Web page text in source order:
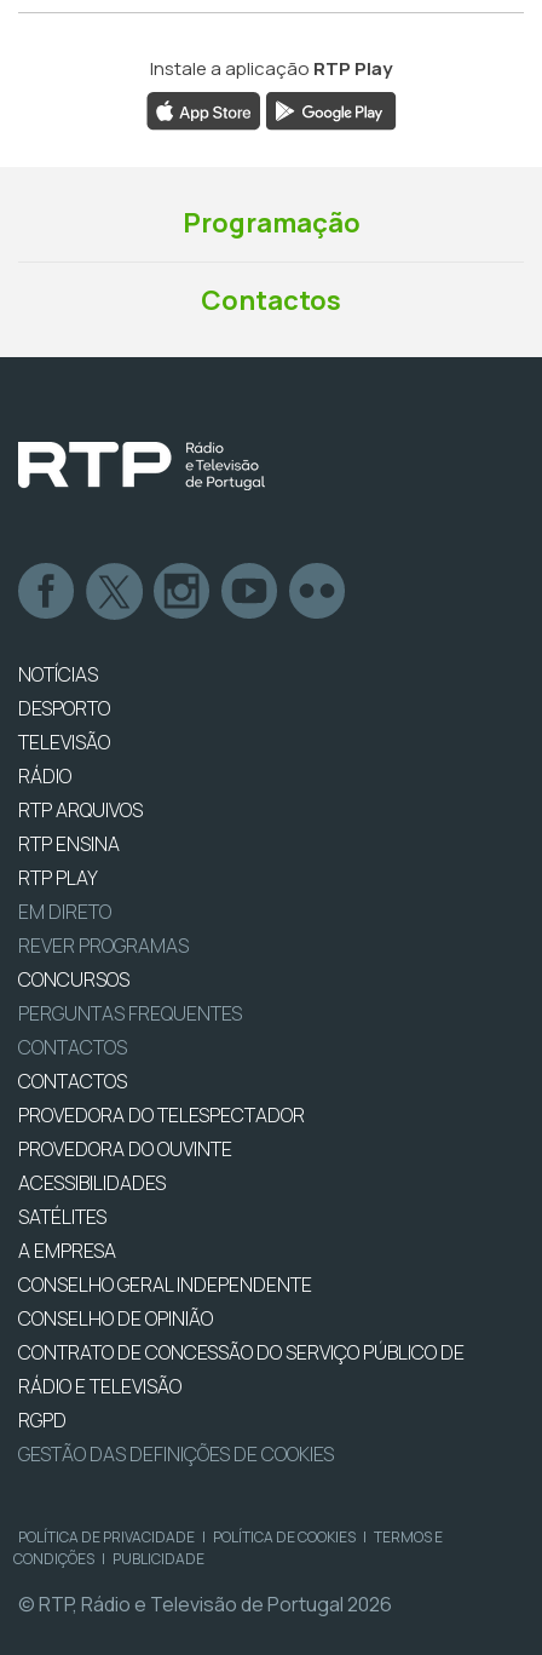
Instale a aplicação RTP Play
Programação
Contactos
NOTÍCIAS
DESPORTO
TELEVISÃO
RÁDIO
RTP ARQUIVOS
RTP ENSINA
RTP PLAY
EM DIRETO
REVER PROGRAMAS
CONCURSOS
PERGUNTAS FREQUENTES
CONTACTOS
CONTACTOS
PROVEDORA DO TELESPECTADOR
PROVEDORA DO OUVINTE
ACESSIBILIDADES
SATÉLITES
A EMPRESA
CONSELHO GERAL INDEPENDENTE
CONSELHO DE OPINIÃO
CONTRATO DE CONCESSÃO DO SERVIÇO PÚBLICO DE
RÁDIO E TELEVISÃO
RGPD
GESTÃO DAS DEFINIÇÕES DE COOKIES
POLÍTICA DE PRIVACIDADE | POLÍTICA DE COOKIES | TERMOS E
CONDIÇÕES | PUBLICIDADE
© RTP, Rádio e Televisão de Portugal 2026